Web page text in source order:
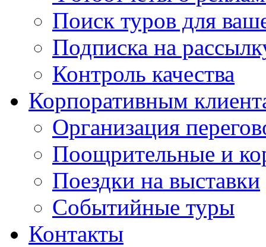
Поиск туров для
Подписка на
Контроль качества
Корпоративным
Организация
Поощрительные и
Поездки на выставки
Событийные туры
Контакты